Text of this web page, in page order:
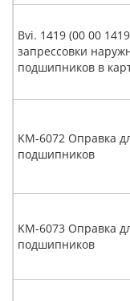
Bvi. 1419 (00 00
запрессовки
подшипников в
KM-6072 Оправка
подшипников
KM-6073 Оправка
подшипников